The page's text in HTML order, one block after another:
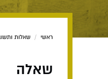
ראשי / שאלות
שאלה